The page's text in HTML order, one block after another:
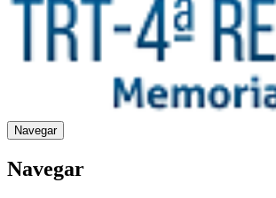
Navegar
Navegar